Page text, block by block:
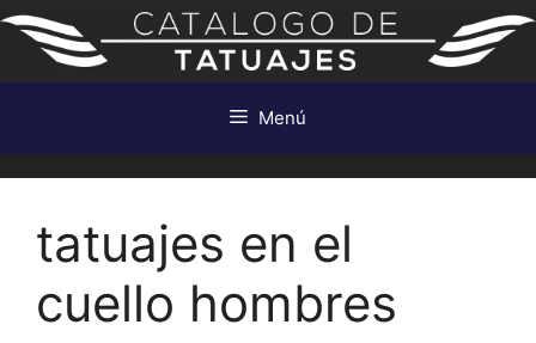
Saltar
contenido
Menú
tatuajes en el
cuello hombres